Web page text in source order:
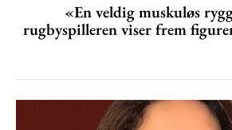
«En veldig muskuløs
rugbyspilleren viser frem